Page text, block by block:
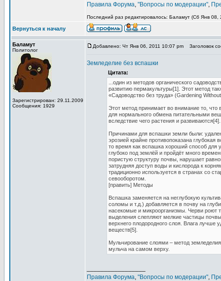
Правила Форума, "Вопросы по модерации",
Последний раз редактировалось: Баламут (Сб Янв 08,
Вернуться к началу
Баламут
Политолог
Зарегистрирован: 29.11.2009
Сообщения: 1929
Добавлено: Чт Янв 06, 2011 10:07 pm Заголовок
Земледелие без вспашки
Цитата:
...один из методов органического
развитию пермакультуры[1]. Этот метод
«Садоводство без труда» (Gardening
Этот метод принимает во внимание то,
для нормального обмена питательными
вследствие чего растения и развиваются[4].
Причинами для вспашки земли были:
эрозией крайне противопоказана
то время как вспашка хороший способ для
глубоко под землёй и пройдёт много
пористую структуру почвы, нарушает
затрудняя доступ воды и кислорода к
традиционно используется в странах со
севооборотом.
[править] Методы
Вспашка заменяется на неглубокую
соломы и т.д.) добавляется в почву на
насекомые и микроорганизмы. Черви роют
выделения слепляют мелкие частицы
верхнего плодородного слоя. Влага лучше
веществ[5].
Мульчирование слоями – метод
мульча на самом верху.
Правила Форума, "Вопросы по модерации",